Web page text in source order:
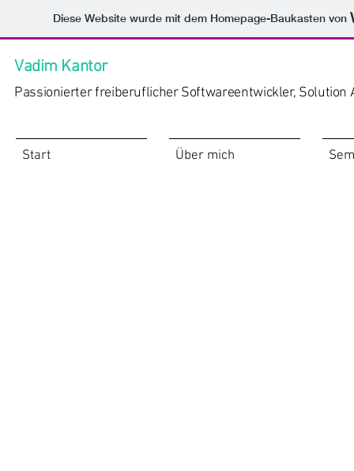
Diese Website wurde mit dem Homepage-Baukasten von
Vadim Kantor
Passionierter freiberuflicher Softwareentwickler, Solution
Start Über mich